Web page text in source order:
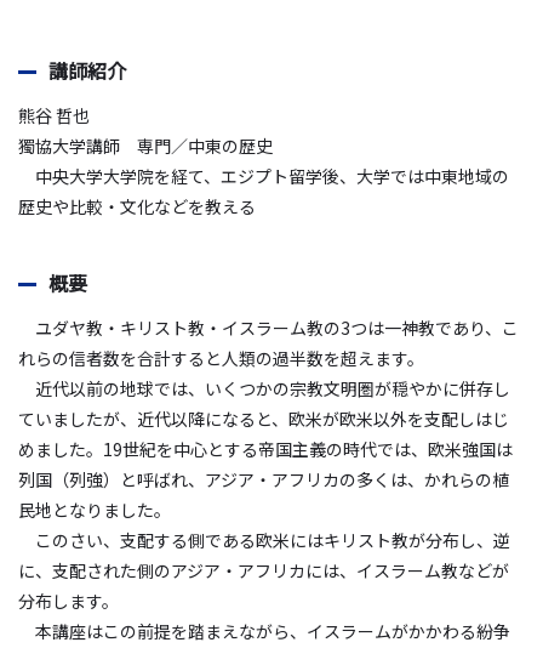
講師紹介
熊谷 哲也
獨協大学講師 専門／中東の歴史
中央大学大学院を経て、エジプト留学後、大学では中東地域の
歴史や比較・文化などを教える
概要
ユダヤ教・キリスト教・イスラーム教の3つは一神教であり、こ
れらの信者数を合計すると人類の過半数を超えます。
近代以前の地球では、いくつかの宗教文明圏が穏やかに併存し
ていましたが、近代以降になると、欧米が欧米以外を支配しはじ
めました。19世紀を中心とする帝国主義の時代では、欧米強国は
列国（列強）と呼ばれ、アジア・アフリカの多くは、かれらの植
民地となりました。
このさい、支配する側である欧米にはキリスト教が分布し、逆
に、支配された側のアジア・アフリカには、イスラーム教などが
分布します。
本講座はこの前提を踏まえながら、イスラームがかかわる紛争